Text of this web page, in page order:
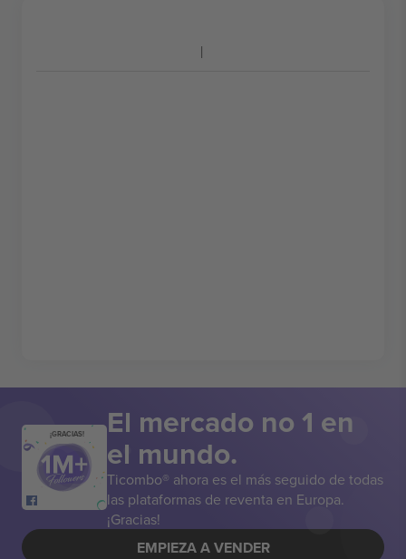
¡GRACIAS! El mercado no 1 en
el mundo.
Ticombo® ahora es el más seguido de todas
las plataformas de reventa en Europa.
¡Gracias!
EMPIEZA A VENDER